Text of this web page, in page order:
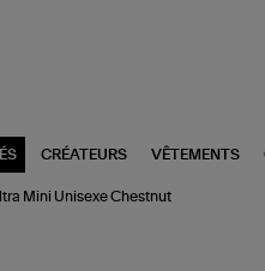
CRÉATEURS VÊTEMENTS
Mini Unisexe Chestnut